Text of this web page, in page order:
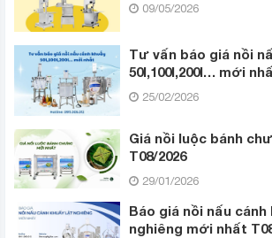
09/05/2026
Tư vấn báo giá nồi
50l,100l,200l… mới
25/02/2026
Giá nồi luộc bánh
T08/2026
29/01/2026
Báo giá nồi nấu cánh
nghiêng mới nhất